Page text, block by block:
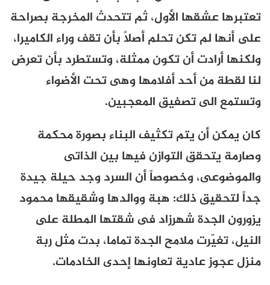
تعتبرها عشقها الأول، ثم تتحدث المخرجة بصراحة
على أنها لم تكن تحلم أصلاً بأن تقف وراء الكاميرا،
ولكنها أرادت أن تكون ممثلة، وتستطرد بأن تعرض
لنا لقطة من أحد أفلامها وهى تحت الأضواء
وتستمع الى تصفيق المعجبين.
كان يمكن أن يتم تكثيف البناء بصورة محكمة
وصارمة يتحقق التوازن فيها بين الذاتى
والموضوعى، وخصوصاً أن السرد وجد حيلة جيدة
جداً لتحقيق ذلك: هبة ووالدها وشقيقها محمود
يزورون الجدة شهرزاد فى شقتها المطلة على
النيل، تغيّرت ملامح الجدة تماما، بدت مثل ربة
منزل عجوز عادية تعاونها إحدى الخادمات.